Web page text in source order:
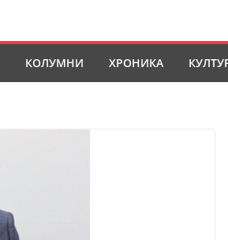
КОЛУМНИ ХРОНИКА